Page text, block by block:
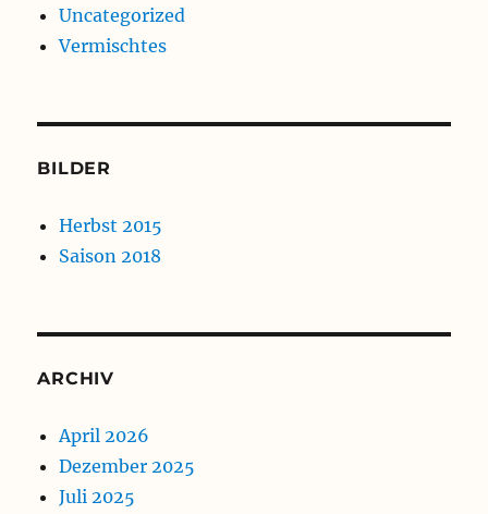
Uncategorized
Vermischtes
BILDER
Herbst 2015
Saison 2018
ARCHIV
April 2026
Dezember 2025
Juli 2025